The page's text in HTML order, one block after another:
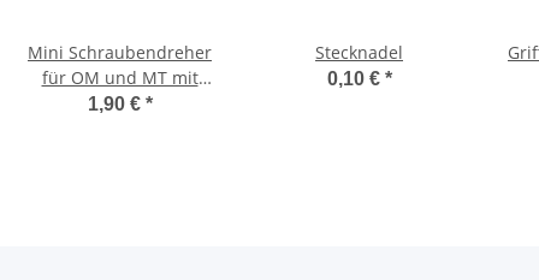
Mini Schraubendreher
für OM und MT mit
Korkenzieher
1,90 € *
Stecknadel
0,10 € *